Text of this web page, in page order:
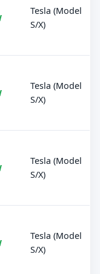
Tesla (Model
S/X)
Tesla (Model
S/X)
Tesla (Model
S/X)
Tesla (Model
S/X)